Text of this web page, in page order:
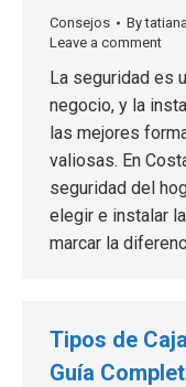
Consejos By
Leave a comment
La seguridad es
negocio, y la
las mejores
valiosas. En
seguridad del
elegir e instalar
marcar la
Tipos de
Guía